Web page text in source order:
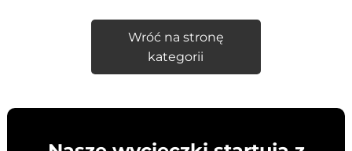
Wróć na stronę
kategorii